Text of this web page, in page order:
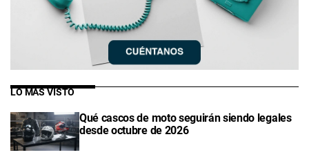
LO MÁS VISTO
Qué cascos de moto seguirán siendo legales
desde octubre de 2026